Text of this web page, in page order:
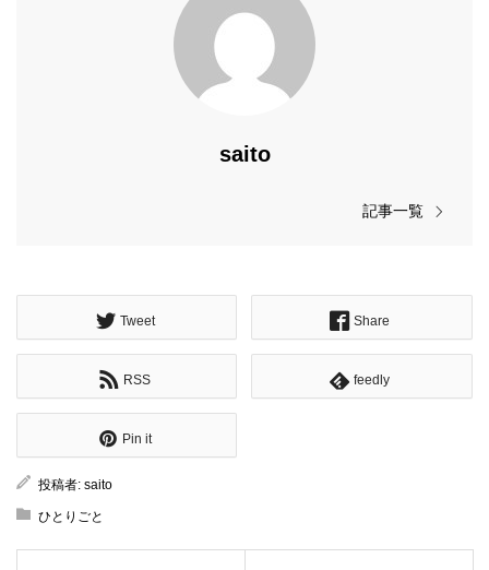
saito
記事一覧
Tweet Share
RSS feedly
Pin it
投稿者: saito
ひとりごと